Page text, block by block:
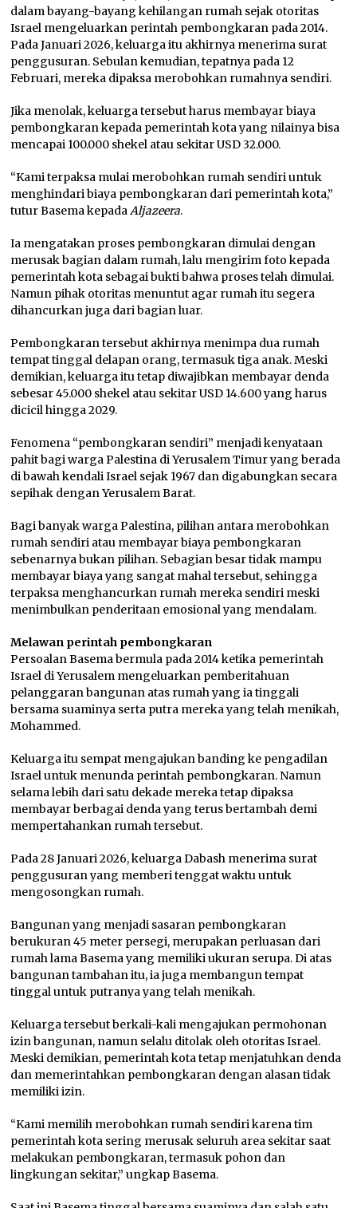
dalam bayang-bayang kehilangan rumah sejak otoritas
Israel mengeluarkan perintah pembongkaran pada 2014.
Pada Januari 2026, keluarga itu akhirnya menerima surat
penggusuran. Sebulan kemudian, tepatnya pada 12
Februari, mereka dipaksa merobohkan rumahnya sendiri.
Jika menolak, keluarga tersebut harus membayar biaya
pembongkaran kepada pemerintah kota yang nilainya bisa
mencapai 100.000 shekel atau sekitar USD 32.000.
“Kami terpaksa mulai merobohkan rumah sendiri untuk
menghindari biaya pembongkaran dari pemerintah kota,”
tutur Basema kepadaAljazeera.
Ia mengatakan proses pembongkaran dimulai dengan
merusak bagian dalam rumah, lalu mengirim foto kepada
pemerintah kota sebagai bukti bahwa proses telah dimulai.
Namun pihak otoritas menuntut agar rumah itu segera
dihancurkan juga dari bagian luar.
Pembongkaran tersebut akhirnya menimpa dua rumah
tempat tinggal delapan orang, termasuk tiga anak. Meski
demikian, keluarga itu tetap diwajibkan membayar denda
sebesar 45.000 shekel atau sekitar USD 14.600 yang harus
dicicil hingga 2029.
Fenomena “pembongkaran sendiri” menjadi kenyataan
pahit bagi warga Palestina di Yerusalem Timur yang berada
di bawah kendali Israel sejak 1967 dan digabungkan secara
sepihak dengan Yerusalem Barat.
Bagi banyak warga Palestina, pilihan antara merobohkan
rumah sendiri atau membayar biaya pembongkaran
sebenarnya bukan pilihan. Sebagian besar tidak mampu
membayar biaya yang sangat mahal tersebut, sehingga
terpaksa menghancurkan rumah mereka sendiri meski
menimbulkan penderitaan emosional yang mendalam.
Melawan perintah pembongkaran
Persoalan Basema bermula pada 2014 ketika pemerintah
Israel di Yerusalem mengeluarkan pemberitahuan
pelanggaran bangunan atas rumah yang ia tinggali
bersama suaminya serta putra mereka yang telah menikah,
Mohammed.
Keluarga itu sempat mengajukan banding ke pengadilan
Israel untuk menunda perintah pembongkaran. Namun
selama lebih dari satu dekade mereka tetap dipaksa
membayar berbagai denda yang terus bertambah demi
mempertahankan rumah tersebut.
Pada 28 Januari 2026, keluarga Dabash menerima surat
penggusuran yang memberi tenggat waktu untuk
mengosongkan rumah.
Bangunan yang menjadi sasaran pembongkaran
berukuran 45 meter persegi, merupakan perluasan dari
rumah lama Basema yang memiliki ukuran serupa. Di atas
bangunan tambahan itu, ia juga membangun tempat
tinggal untuk putranya yang telah menikah.
Keluarga tersebut berkali-kali mengajukan permohonan
izin bangunan, namun selalu ditolak oleh otoritas Israel.
Meski demikian, pemerintah kota tetap menjatuhkan denda
dan memerintahkan pembongkaran dengan alasan tidak
memiliki izin.
“Kami memilih merobohkan rumah sendiri karena tim
pemerintah kota sering merusak seluruh area sekitar saat
melakukan pembongkaran, termasuk pohon dan
lingkungan sekitar,” ungkap Basema.